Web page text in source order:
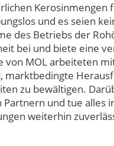
Kerosinmengen
und es seien
des Betriebs der
bei und biete eine
von MOL arbeiteten
marktbedingte
zu bewältigen.
und tue alles
weiterhin